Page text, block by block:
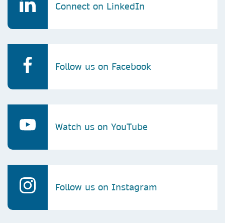
Connect on LinkedIn
Follow us on Facebook
Watch us on YouTube
Follow us on Instagram